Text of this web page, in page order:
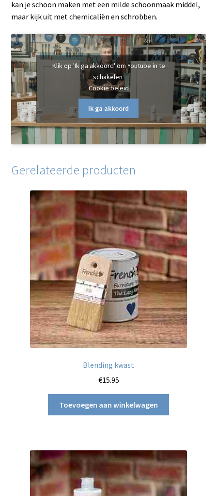
kan je schoon maken met een milde schoonmaak middel,
maar kijk uit met chemicaliën en schrobben.
Klik op 'Ik ga akkoord' om Youtube in te
schakelen
Cookie beleid
Ik ga akkoord
Gerelateerde producten
Blending kwast
€15.95
Toevoegen aan winkelwagen